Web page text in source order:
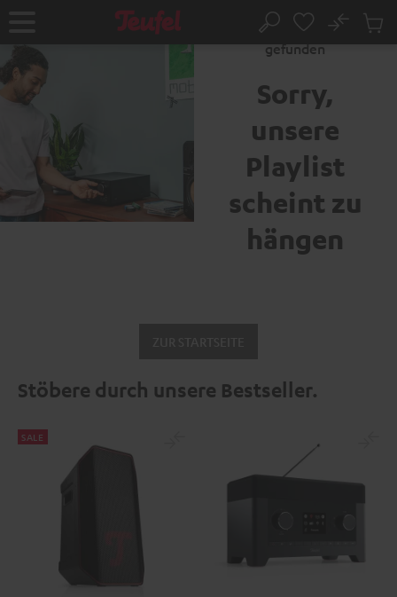
Startseite Suche
No
Fehler 404: Seite nicht
gefunden
Sorry,
unsere
Playlist
scheint zu
hängen
Stöbere durch unsere Bestseller.
SALE